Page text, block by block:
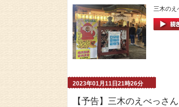
三木のえ
2023年01月11日21時26分
【予告】三木のえべっさん